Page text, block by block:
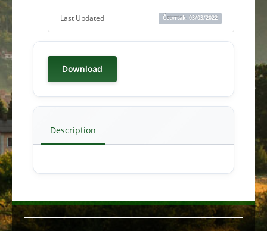
Last Updated Četvrtak, 03/03/2022
Download
Description